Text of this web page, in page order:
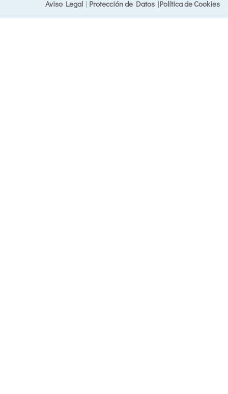
Aviso Legal| Protección de Datos|Política de Cookies